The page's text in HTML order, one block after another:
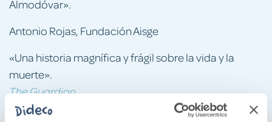
Almodóvar».
Antonio Rojas, Fundación Aisge
«Una historia magnífica y frágil sobre la vida y la
muerte».
The Guardian
«Un melodrama lírico y conmovedor que se enfrenta